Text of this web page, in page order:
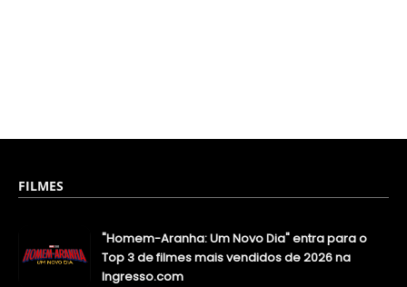
FILMES
"Homem-Aranha: Um Novo Dia" entra para o
Top 3 de filmes mais vendidos de 2026 na
Ingresso.com